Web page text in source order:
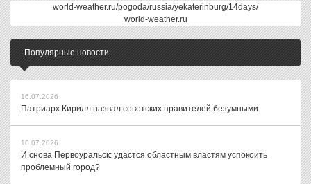
world-weather.ru/pogoda/russia/yekaterinburg/14days/
world-weather.ru
Популярные новости
16.07.2026
Патриарх Кирилл назвал советских правителей безумными
10.07.2026
И снова Первоуральск: удастся областным властям успокоить
проблемный город?